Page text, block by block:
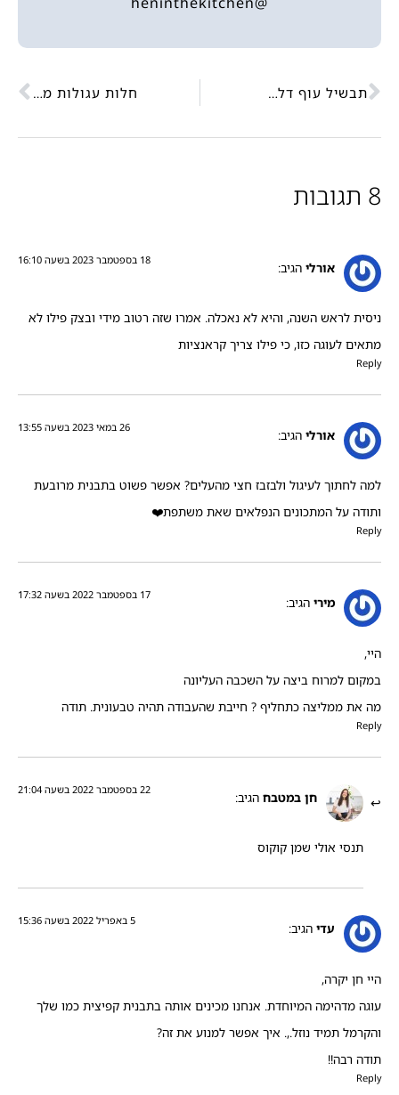
תבשיל עוף דלעת ודבש חלות עגולות מתוקות
8 תגובות
אורלי הגיב:
18 בספטמבר 2023 בשעה 16:10
ניסית לראש השנה, והיא לא נאכלה. אמרו שזה רטוב מידי ובצק פילו לא
מתאים לעוגה כזו, כי פילו צריך קראנציות
Reply
אורלי הגיב:
26 במאי 2023 בשעה 13:55
למה לחתוך לעיגול ולבזבז חצי מהעלים? אפשר פשוט בתבנית מרובעת
ותודה על המתכונים הנפלאים שאת משתפת❤️
Reply
מירי הגיב:
17 בספטמבר 2022 בשעה 17:32
היי,
במקום למרוח ביצה על השכבה העליונה
מה את ממליצה כתחליף ? חייבת שהעבודה תהיה טבעונית. תודה
Reply
חן במטבח הגיב:
22 בספטמבר 2022 בשעה 21:04
תנסי אולי שמן קוקוס
עדי הגיב:
5 באפריל 2022 בשעה 15:36
היי חן יקרה,
עוגה מדהימה המיוחדת. אנחנו מכינים אותה בתבנית קפיצית כמו שלך
והקרמל תמיד נוזל.,. איך אפשר למנוע את זה?
תודה רבה!!
Reply